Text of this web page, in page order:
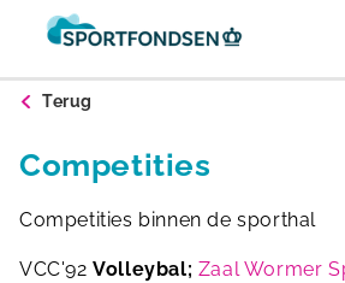
Terug
Competities
Competities binnen de sporthal
VCC'92Volleybal; Zaal Wormer